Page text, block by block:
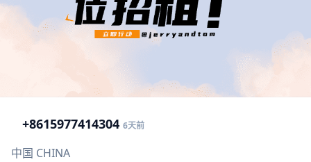
+8615977414304 6天前
中国 CHINA